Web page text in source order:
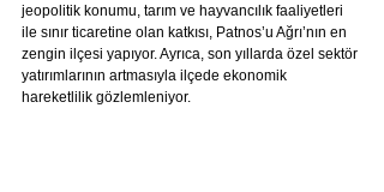
jeopolitik konumu, tarım ve hayvancılık faaliyetleri
ile sınır ticaretine olan katkısı, Patnos’u Ağrı’nın en
zengin ilçesi yapıyor. Ayrıca, son yıllarda özel sektör
yatırımlarının artmasıyla ilçede ekonomik
hareketlilik gözlemleniyor.